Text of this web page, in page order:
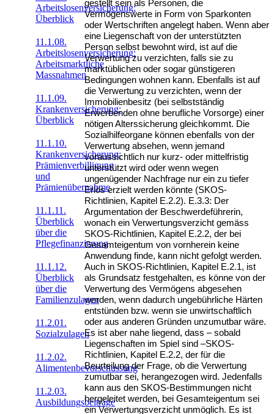
Arbeitslosenversicherung:
Überblick
11.1.08.
Arbeitslosenversicherung:
Arbeitsmarktliche
Massnahmen
11.1.09.
Krankenversicherung:
Überblick
11.1.10.
Krankenversicherung:
Prämienverbilligung
und
Prämienübernahme
11.1.11.
Überblick
über die
Pflegefinanzierung
11.1.12.
Überblick
über die
Familienzulagen
11.2.01.
Sozialzulagen
11.2.02.
Alimentenbevorschussung
11.2.03.
Ausbildungsbeiträge
gestellt sein als Personen, die
Vermögenswerte in Form von Sparkonten
oder Wertschriften angelegt haben. Wenn aber
eine Liegenschaft von der unterstützten
Person selbst bewohnt wird, ist auf die
Verwertung zu verzichten, falls sie zu
marktüblichen oder sogar günstigeren
Bedingungen wohnen kann. Ebenfalls ist auf
die Verwertung zu verzichten, wenn der
Immobilienbesitz (bei selbstständig
Erwerbenden ohne berufliche Vorsorge) einer
nötigen Alterssicherung gleichkommt. Die
Sozialhilfeorgane können ebenfalls von der
Verwertung absehen, wenn jemand
voraussichtlich nur kurz- oder mittelfristig
unterstützt wird oder wenn wegen
ungenügender Nachfrage nur ein zu tiefer
Erlös erzielt werden könnte (SKOS-
Richtlinien, Kapitel E.2.2). E.3.3: Der
Argumentation der Beschwerdeführerin,
wonach ein Verwertungsverzicht gemäss
SKOS-Richtlinien, Kapitel E.2.2, der bei
Gesamteigentum von vornherein keine
Anwendung finde, kann nicht gefolgt werden.
Auch in SKOS-Richtlinien, Kapitel E.2.1, ist
als Grundsatz festgehalten, es könne von der
Verwertung des Vermögens abgesehen
werden, wenn dadurch ungebührliche Härten
entstünden bzw. wenn sie unwirtschaftlich
oder aus anderen Gründen unzumutbar wäre.
Es ist aber nahe liegend, dass – sobald
Liegenschaften im Spiel sind –SKOS-
Richtlinien, Kapitel E.2.2, der für die
Beurteilung der Frage, ob die Verwertung
zumutbar sei, herangezogen wird. Jedenfalls
kann aus den SKOS-Bestimmungen nicht
hergeleitet werden, bei Gesamteigentum sei
ein Verwertungsverzicht unmöglich. Es ist